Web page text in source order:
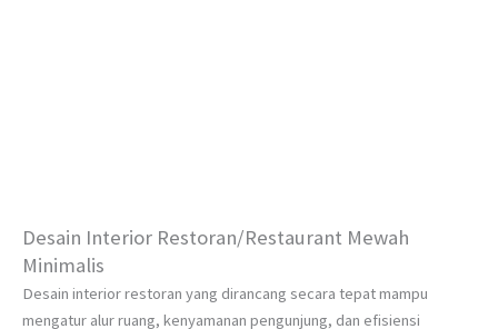
Desain Interior Restoran/Restaurant Mewah
Minimalis
Desain interior restoran yang dirancang secara tepat mampu
mengatur alur ruang, kenyamanan pengunjung, dan efisiensi